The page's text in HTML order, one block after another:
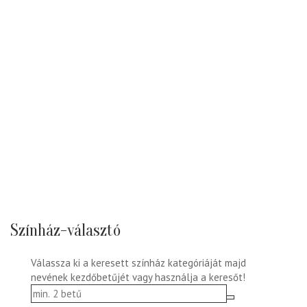
Színház-választó
Válassza ki a keresett színház kategóriáját majd
nevének kezdőbetűjét vagy használja a keresőt!